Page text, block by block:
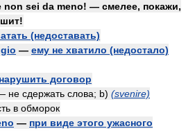
non sei da meno! — смелее, покажи,
(недоставать)
— ему не хватило (недостало)
нарушить договор
не сдержать слова; b) (svenire)
в обморок
— при виде этого ужасного